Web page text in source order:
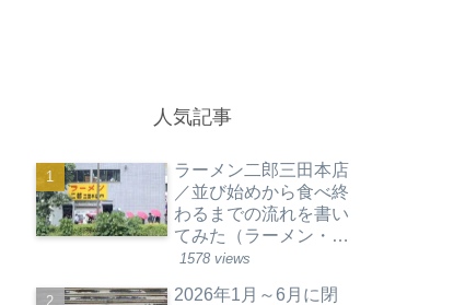
人気記事
ラーメン二郎三田本店
／並び始めから食べ終
わるまでの流れを書い
てみた（ラーメン・東
京都港区）
1578 views
2026年1月～6月に閉